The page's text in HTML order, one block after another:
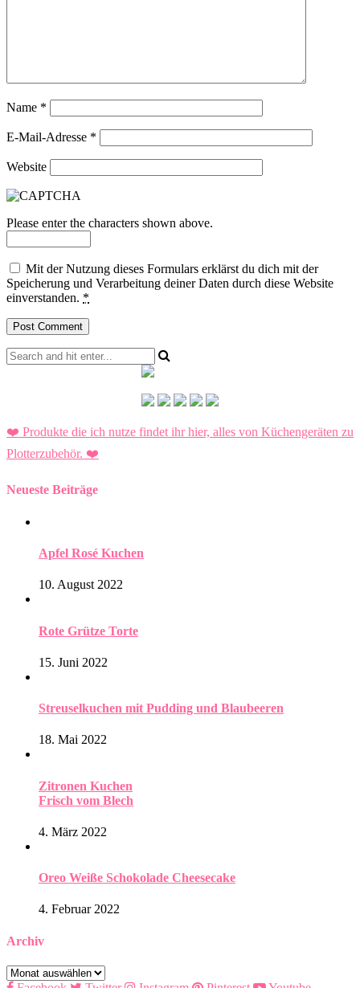
Name *
E-Mail-Adresse *
Website
Please enter the characters shown above.
Mit der Nutzung dieses Formulars erklärst du dich mit der
Speicherung und Verarbeitung deiner Daten durch diese Website
einverstanden. *
❤️ Produkte die ich nutze findet ihr hier, alles von Küchengeräten zu
Plotterzubehör. ❤️
Neueste Beiträge
Apfel Rosé Kuchen
10. August 2022
Rote Grütze Torte
15. Juni 2022
Streuselkuchen mit Pudding und Blaubeeren
18. Mai 2022
Zitronen Kuchen
Frisch vom Blech
4. März 2022
Oreo Weiße Schokolade Cheesecake
4. Februar 2022
Archiv
Archiv